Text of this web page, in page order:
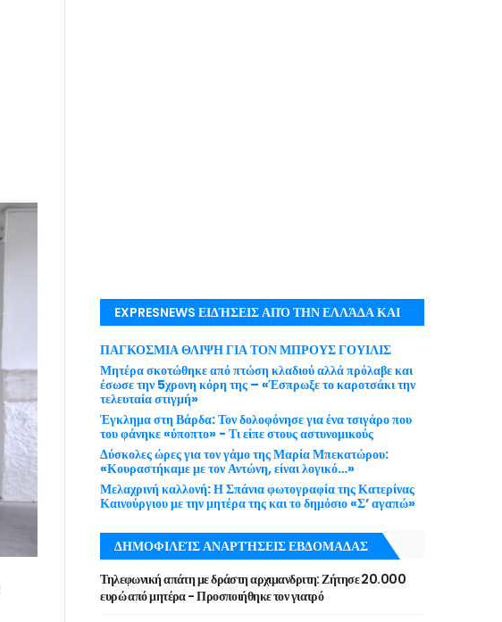
EXPRESNEWS ΕΙΔΉΣΕΙΣ ΑΠΌ ΤΗΝ ΕΛΛΆΔΑ ΚΑΙ
ΠΑΓΚΟΣΜΙΑ ΘΛΙΨΗ ΓΙΑ ΤΟΝ ΜΠΡΟΥΣ ΓΟΥΙΛΙΣ
Μητέρα σκοτώθηκε από πτώση κλαδιού αλλά πρόλαβε και
έσωσε την 5χρονη κόρη της – «Έσπρωξε το καροτσάκι την
τελευταία στιγμή»
Έγκλημα στη Βάρδα: Τον δολοφόνησε για ένα τσιγάρο που
του φάνηκε «ύποπτο» - Τι είπε στους αστυνομικούς
Δύσκολες ώρες για τον γάμο της Μαρία Μπεκατώρου:
«Κουραστήκαμε με τον Αντώνη, είναι λογικό…»
Μελαχρινή καλλονή: Η Σπάνια φωτογραφία της Κατερίνας
Καινούργιου με την μητέρα της και το δημόσιο «Σ’ αγαπώ»
ΔΗΜΟΦΙΛΕΊΣ ΑΝΑΡΤΉΣΕΙΣ ΕΒΔΟΜΑΔΑΣ
Τηλεφωνική απάτη με δράστη αρχιμανδριτη: Ζήτησε 20.000
ευρώ από μητέρα - Προσποιήθηκε τον γιατρό